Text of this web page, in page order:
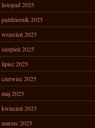
listopad 2025
październik 2025
wrzesień 2025
sierpień 2025
lipiec 2025
czerwiec 2025
maj 2025
kwiecień 2025
marzec 2025